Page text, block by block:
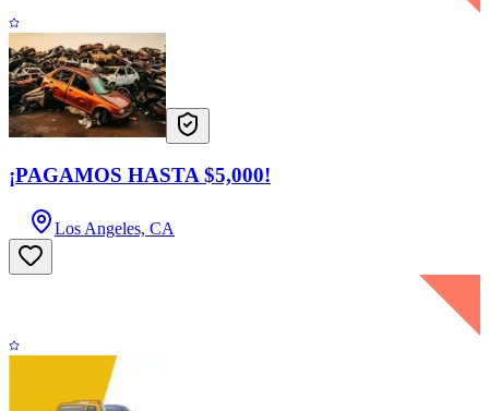
¡PAGAMOS HASTA $5,000!
Los Angeles, CA